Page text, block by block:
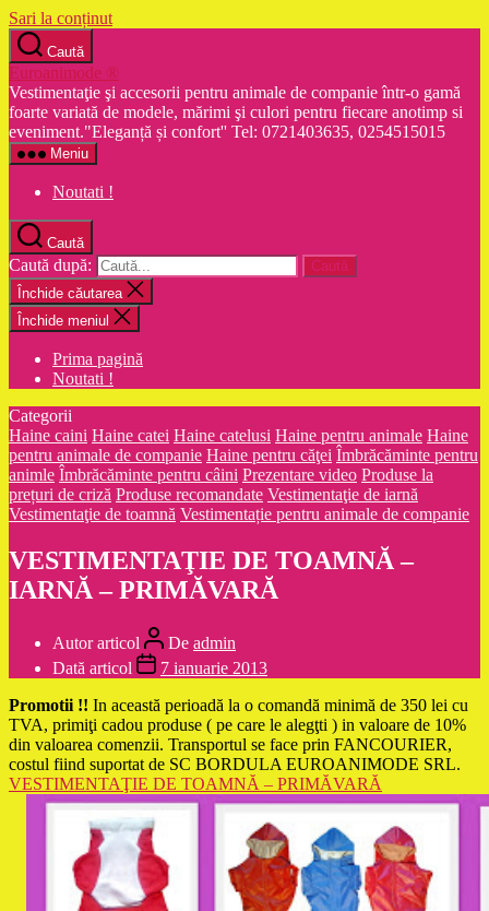
Sari la conținut
Caută
Euroanimode ®
Vestimentaţie şi accesorii pentru animale de companie într-o gamă
foarte variată de modele, mărimi şi culori pentru fiecare anotimp si
eveniment."Eleganță și confort'' Tel: 0721403635, 0254515015
Meniu
Noutati !
Caută
Caută după:
Închide căutarea
Închide meniul
Prima pagină
Noutati !
Categorii
Haine caini Haine catei Haine catelusi Haine pentru animale Haine
pentru animale de companie Haine pentru căţei Îmbrăcăminte pentru
animle Îmbrăcăminte pentru câini Prezentare video Produse la
prețuri de criză Produse recomandate Vestimentaţie de iarnă
Vestimentaţie de toamnă Vestimentație pentru animale de companie
VESTIMENTAŢIE DE TOAMNĂ –
IARNĂ – PRIMĂVARĂ
Autor articol De admin
Dată articol
7 ianuarie 2013
Promotii !! In această perioadă la o comandă minimă de 350 lei cu
TVA, primiţi cadou produse ( pe care le alegţti ) in valoare de 10%
din valoarea comenzii. Transportul se face prin FANCOURIER,
costul fiind suportat de SC BORDULA EUROANIMODE SRL.
VESTIMENTAŢIE DE TOAMNĂ – PRIMĂVARĂ